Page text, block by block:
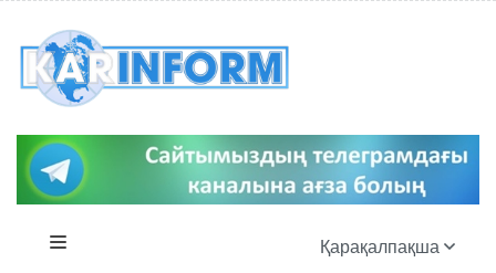
Қарақалпақша